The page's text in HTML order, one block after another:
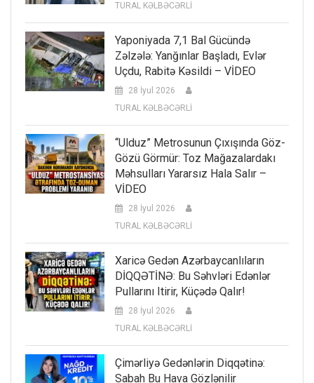
TURAL KƏLBƏCƏRLİ
Yaponiyada 7,1 Bal Gücündə
Zəlzələ: Yanğınlar Başladı, Evlər
Uçdu, Rabitə Kəsildi – VİDEO
28 İyul 2026
TURAL KƏLBƏCƏRLİ
“Ulduz” Metrosunun Çıxışında Göz-
Gözü Görmür: Toz Mağazalardakı
Məhsulları Yararsız Hala Salır –
VİDEO
28 İyul 2026
TURAL KƏLBƏCƏRLİ
Xaricə Gedən Azərbaycanlıların
DİQQƏTİNƏ: Bu Səhvləri Edənlər
Pullarını Itirir, Küçədə Qalır!
28 İyul 2026
TURAL KƏLBƏCƏRLİ
Çimərliyə Gedənlərin Diqqətinə:
Sabah Bu Hava Gözlənilir